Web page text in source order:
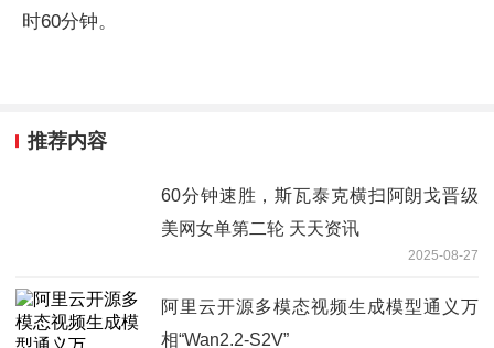
时60分钟。
推荐内容
60分钟速胜，斯瓦泰克横扫阿朗戈晋级
美网女单第二轮 天天资讯
2025-08-27
阿里云开源多模态视频生成模型通义万
相“Wan2.2-S2V”